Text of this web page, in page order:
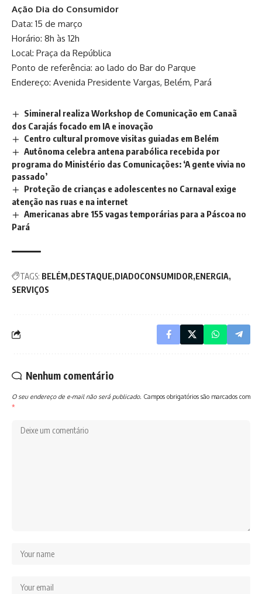
Ação Dia do Consumidor
Data: 15 de março
Horário: 8h às 12h
Local: Praça da República
Ponto de referência: ao lado do Bar do Parque
Endereço: Avenida Presidente Vargas, Belém, Pará
Simineral realiza Workshop de Comunicação em Canaã
dos Carajás focado em IA e inovação
Centro cultural promove visitas guiadas em Belém
Autônoma celebra antena parabólica recebida por
programa do Ministério das Comunicações: ‘A gente vivia no
passado’
Proteção de crianças e adolescentes no Carnaval exige
atenção nas ruas e na internet
Americanas abre 155 vagas temporárias para a Páscoa no
Pará
TAGS: BELÉM DESTAQUE DIADOCONSUMIDOR ENERGIA
SERVIÇOS
Nenhum comentário
O seu endereço de e-mail não será publicado. Campos obrigatórios são marcados com
*